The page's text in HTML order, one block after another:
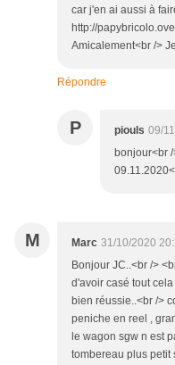
car j'en ai aussi à
http://
Amicalement<br />
Répondre
P piouls 09/
bonjour<br
M Marc 31/10/2020
Bonjour JC..<br />
d'avoir casé tout
bien réussie..<br />
peniche en reel ,
le wagon sgw n est
tombereau plus petit